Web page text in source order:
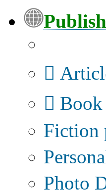
Book
Fiction
Photo